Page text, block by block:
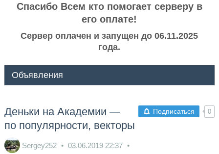
Спасибо Всем кто помогает серверу в
его оплате!
Сервер оплачен и запущен до 06.11.2025
года.
Объявления
Подписаться 0
Деньки на Академии —
по популярности, векторы
Sergey252 03.06.2019 22:37